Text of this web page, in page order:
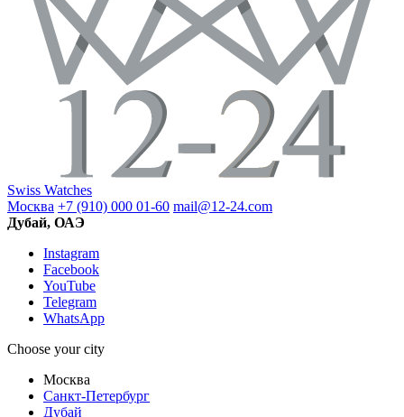
Swiss Watches
Москва +7 (910) 000 01-60 mail@12-24.com
Дубай, ОАЭ
Instagram
Facebook
YouTube
Telegram
WhatsApp
Choose your city
Москва
Санкт-Петербург
Дубай